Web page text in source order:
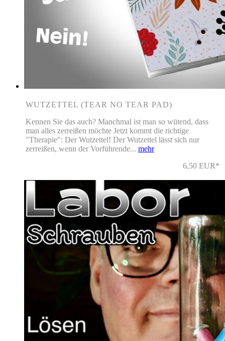
WUTZETTEL (TEAR NO TEAR PAD)
Kennen Sie das auch? Manchmal ist man so wütend, dass
man alles zerreißen möchte Jetzt kommt die richtige
"Therapie": Der Wutzettel! Der Wutzettel lässt sich nur
zerreißen, wenn der Vorführende... mehr
6,50 EUR*